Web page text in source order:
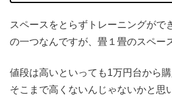
スペースをとらずトレーニングがで
の一つなんですが、畳１畳のスペー
値段は高いといっても1万円台から
そこまで高くないんじゃないかと思